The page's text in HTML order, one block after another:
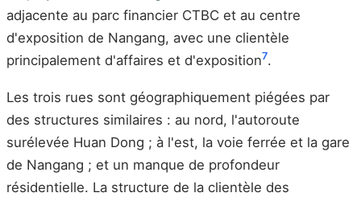
adjacente au parc financier CTBC et au centre
d'exposition de Nangang, avec une clientèle
principalement d'affaires et d'exposition7.
Les trois rues sont géographiquement piégées par
des structures similaires : au nord, l'autoroute
surélevée Huan Dong ; à l'est, la voie ferrée et la gare
de Nangang ; et un manque de profondeur
résidentielle. La structure de la clientèle des